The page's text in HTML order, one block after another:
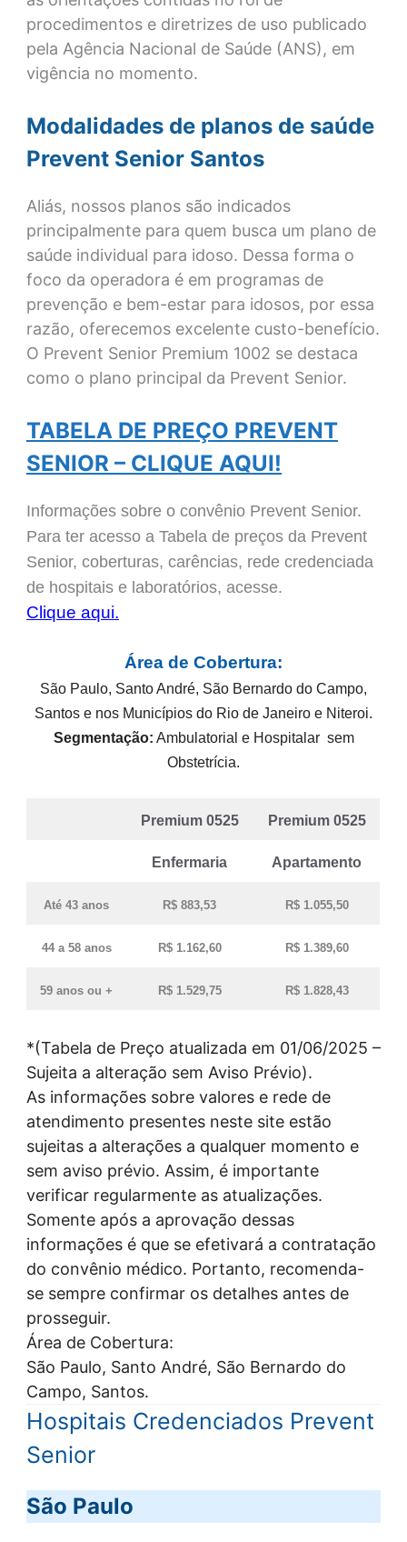
procedimentos e diretrizes de uso publicado
pela Agência Nacional de Saúde (ANS), em
vigência no momento.
Modalidades de planos de saúde
Prevent Senior Santos
Aliás, nossos planos são indicados
principalmente para quem busca um plano de
saúde individual para idoso. Dessa forma o
foco da operadora é em programas de
prevenção e bem-estar para idosos, por essa
razão, oferecemos excelente custo-benefício.
O Prevent Senior Premium 1002 se destaca
como o plano principal da Prevent Senior.
TABELA DE PREÇO PREVENT
SENIOR – CLIQUE AQUI!
Informações sobre o convênio Prevent Senior.
Para ter acesso a Tabela de preços da Prevent
Senior, coberturas, carências, rede credenciada
de hospitais e laboratórios, acesse.
Clique aqui.
Área de Cobertura:
São Paulo, Santo André, São Bernardo do Campo,
Santos e nos Municípios do Rio de Janeiro e Niteroi.
Segmentação: Ambulatorial e Hospitalar sem
Obstetrícia.
Premium 0525 Premium 0525
Enfermaria Apartamento
Até 43 anos R$ 883,53 R$ 1.055,50
44 a 58 anos R$ 1.162,60 R$ 1.389,60
59 anos ou + R$ 1.529,75 R$ 1.828,43
*(Tabela de Preço atualizada em 01/06/2025 –
Sujeita a alteração sem Aviso Prévio).
As informações sobre valores e rede de
atendimento presentes neste site estão
sujeitas a alterações a qualquer momento e
sem aviso prévio. Assim, é importante
verificar regularmente as atualizações.
Somente após a aprovação dessas
informações é que se efetivará a contratação
do convênio médico. Portanto, recomenda-
se sempre confirmar os detalhes antes de
prosseguir.
Área de Cobertura:
São Paulo, Santo André, São Bernardo do
Campo, Santos.
Hospitais Credenciados Prevent
Senior
São Paulo